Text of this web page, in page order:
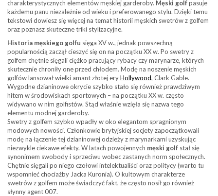
charakterystycznych elementów męskiej garderoby. Męski golfpasuje
każdemu panu niezależnie od wieku i preferowanego stylu. Dzięki temu
tekstowi dowiesz się więcej na temat historii męskich swetrów z golfem
oraz poznasz skuteczne triki stylizacyjne.
Historia męskiego golfu sięga XV w., jednak powszechną
popularnością zaczął cieszyć się on na początku XX w. Po swetry z
golfem chętnie sięgali ciężko pracujący rybacy czy marynarze, których
skutecznie chroniły one przed chłodem. Modę na noszenie męskich
golfów lansował wielki amant złotej eryHollywood, Clark Gable.
Wygodne dzianinowe okrycie szybko stało się również prawdziwym
hitem w środowiskach sportowych – na początku XX w. często
widywano w nim golfistów. Stąd właśnie wzięła się nazwa tego
elementu modnej garderoby.
Swetry z golfem szybko wpadły w oko elegantom spragnionym
modowych nowości. Członkowie brytyjskiej socjety zapoczątkowali
modę na łączenie tej dzianinowej odzieży z marynarkami uzyskując
niezwykle ciekawe efekty. W latach powojennych męski golf stał się
synonimem swobody i sprzeciwu wobec zastanych norm społecznych.
Chętnie sięgali po niego czołowi intelektualiści oraz politycy (warto tu
wspomnieć chociażby Jacka Kuronia). O kultowym charakterze
swetrów z golfem może świadczyć fakt, że często nosił go również
słynny agent 007.